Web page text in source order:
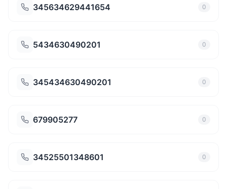
345634629441654 0
5434630490201 0
345434630490201 0
679905277 0
34525501348601 0